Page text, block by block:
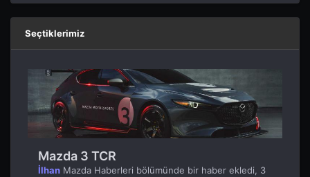
Seçtiklerimiz
Mazda 3 TCR
İlhan Mazda Haberleri bölümünde bir haber ekledi, 3